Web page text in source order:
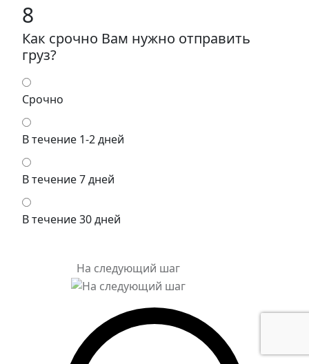
8
Как срочно Вам нужно отправить
груз?
Срочно
В течение 1-2 дней
В течение 7 дней
В течение 30 дней
На следующий шаг